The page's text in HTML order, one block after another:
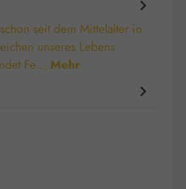
seit dem Mittelalter in
unseres Lebens
Fe… Mehr